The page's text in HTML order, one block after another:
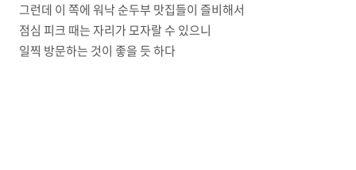
그런데 이 쪽에 워낙 순두부 맛집들이 즐비해서
점심 피크 때는 자리가 모자랄 수 있으니
일찍 방문하는 것이 좋을 듯 하다